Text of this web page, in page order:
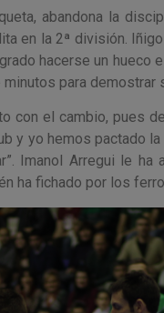
abandona la
en la 2ª división.
hacerse un
para demostrar
con el cambio, pues
y yo hemos pactado
Imanol Arregui le
ha fichado por los